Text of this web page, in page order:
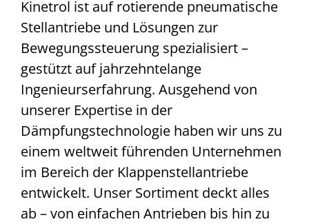
Kinetrol ist auf rotierende pneumatische
Stellantriebe und Lösungen zur
Bewegungssteuerung spezialisiert –
gestützt auf jahrzehntelange
Ingenieurserfahrung. Ausgehend von
unserer Expertise in der
Dämpfungstechnologie haben wir uns zu
einem weltweit führenden Unternehmen
im Bereich der Klappenstellantriebe
entwickelt. Unser Sortiment deckt alles
ab – von einfachen Antrieben bis hin zu